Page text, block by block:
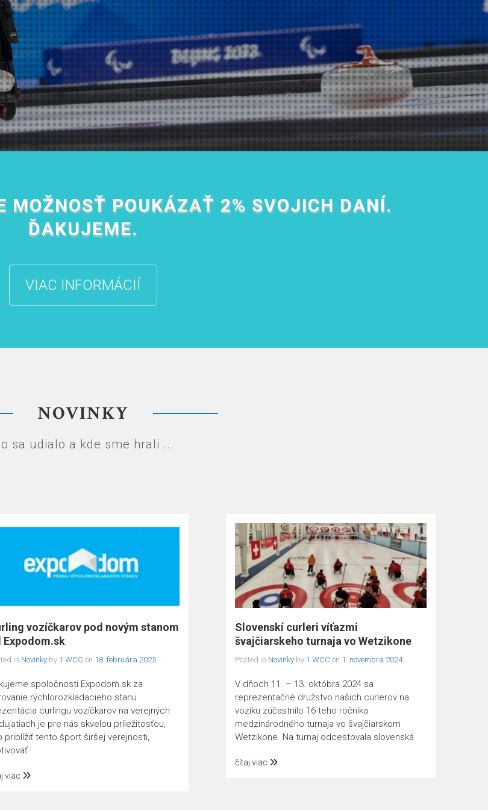
MOŽNOSŤ POUKÁZAŤ 2% SVOJICH DANÍ.
ĎAKUJEME.
VIAC INFORMÁCIÍ
NOVINKY
sa udialo a kde sme hrali ...
vozíčkarov pod novým stanom
Expodom.sk
in Novinky by 1.WCC on 18. februára 2025
spoločnosti Expodom.sk za
rýchlorozkladacieho stanu
curlingu vozíčkarov na verejných
je pre nás skvelou príležitosťou,
priblížiť tento šport širšej verejnosti,
viac
Slovenskí curleri víťazmi
švajčiarskeho turnaja vo Wetzikone
Posted in Novinky by 1.WCC on 1. novembra 2024
V dňoch 11. – 13. októbra 2024 sa
reprezentačné družstvo našich curlerov na
vozíku zúčastnilo 16-teho ročníka
medzinárodného turnaja vo švajčiarskom
Wetzikone. Na turnaj odcestovala slovenská
čítaj viac